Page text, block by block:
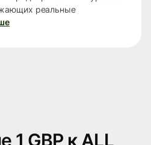
реальные
1 GBP к ALL